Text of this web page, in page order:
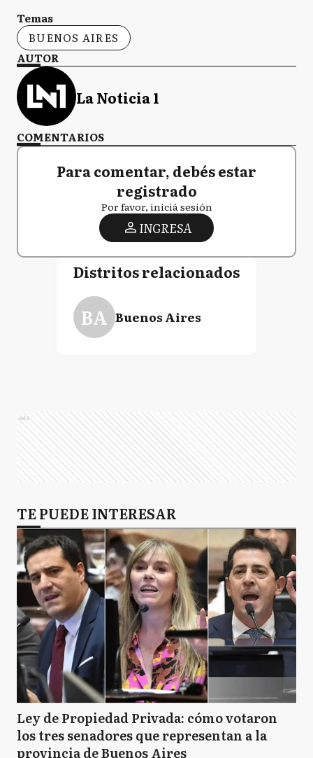
Temas
BUENOS AIRES
AUTOR
La Noticia 1
COMENTARIOS
Para comentar, debés estar
registrado
Por favor, iniciá sesión
INGRESA
Distritos relacionados
BA Buenos Aires
Ads
TE PUEDE INTERESAR
Ley de Propiedad Privada: cómo votaron
los tres senadores que representan a la
provincia de Buenos Aires